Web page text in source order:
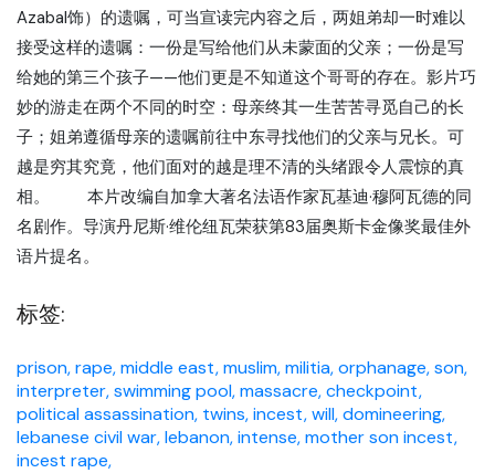
Azabal饰）的遗嘱，可当宣读完内容之后，两姐弟却一时难以
接受这样的遗嘱：一份是写给他们从未蒙面的父亲；一份是写
给她的第三个孩子——他们更是不知道这个哥哥的存在。影片巧
妙的游走在两个不同的时空：母亲终其一生苦苦寻觅自己的长
子；姐弟遵循母亲的遗嘱前往中东寻找他们的父亲与兄长。可
越是穷其究竟，他们面对的越是理不清的头绪跟令人震惊的真
相。 本片改编自加拿大著名法语作家瓦基迪·穆阿瓦德的同
名剧作。导演丹尼斯·维伦纽瓦荣获第83届奥斯卡金像奖最佳外
语片提名。
标签:
prison,rape,middle east,muslim,militia,orphanage,son,
interpreter,swimming pool,massacre,checkpoint,
political assassination, twins,incest,will,domineering,
lebanese civil war,lebanon,intense,mother son incest,
incest rape,